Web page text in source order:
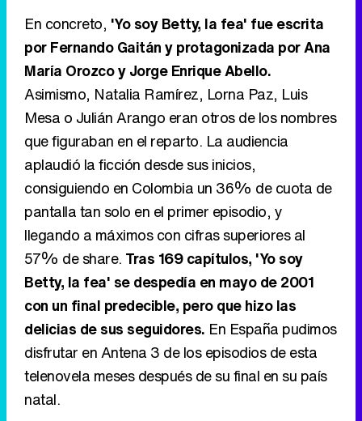
En concreto, 'Yo soy Betty, la fea' fue escrita
por Fernando Gaitán y protagonizada por Ana
María Orozco y Jorge Enrique Abello.
Asimismo, Natalia Ramírez, Lorna Paz, Luis
Mesa o Julián Arango eran otros de los nombres
que figuraban en el reparto. La audiencia
aplaudió la ficción desde sus inicios,
consiguiendo en Colombia un 36% de cuota de
pantalla tan solo en el primer episodio, y
llegando a máximos con cifras superiores al
57% de share. Tras 169 capítulos, 'Yo soy
Betty, la fea' se despedía en mayo de 2001
con un final predecible, pero que hizo las
delicias de sus seguidores. En España pudimos
disfrutar en Antena 3 de los episodios de esta
telenovela meses después de su final en su país
natal.